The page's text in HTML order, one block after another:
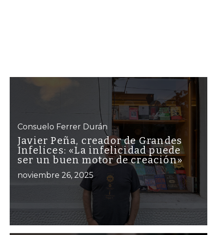
Consuelo Ferrer Durán
Javier Peña, creador de Grandes
Infelices: «La infelicidad puede
ser un buen motor de creación»
noviembre 26, 2025